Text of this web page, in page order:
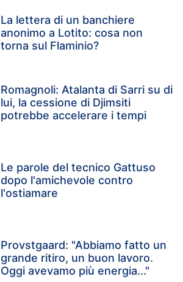
La lettera di un banchiere
anonimo a Lotito: cosa non
torna sul Flaminio?
Romagnoli: Atalanta di Sarri su di
lui, la cessione di Djimsiti
potrebbe accelerare i tempi
Le parole del tecnico Gattuso
dopo l'amichevole contro
l'ostiamare
Provstgaard: "Abbiamo fatto un
grande ritiro, un buon lavoro.
Oggi avevamo più energia..."